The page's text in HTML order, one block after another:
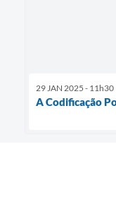
29 JAN 2025 - 11h30
A Codificação